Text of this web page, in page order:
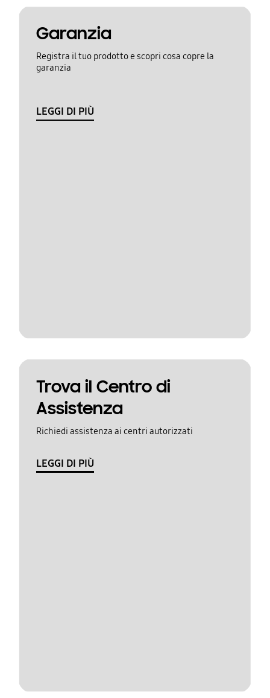
Garanzia
Registra il tuo prodotto e scopri cosa copre la
garanzia
LEGGI DI PIÙ
Trova il Centro di
Assistenza
Richiedi assistenza ai centri autorizzati
LEGGI DI PIÙ